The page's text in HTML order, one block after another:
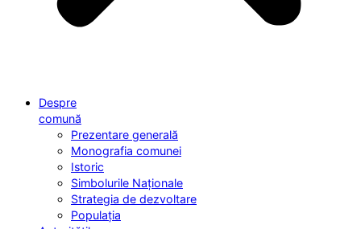
Despre
comună
Prezentare generală
Monografia comunei
Istoric
Simbolurile Naționale
Strategia de dezvoltare
Populația